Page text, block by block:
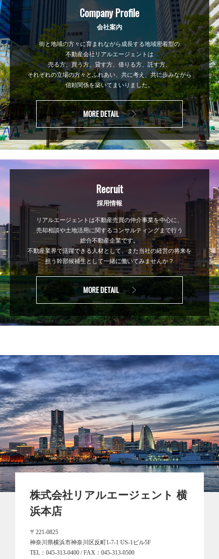
Company Profile
会社案内
街と地域の方々に育まれながら成長する地域密着型の
不動産会社リアルエージェントは
売る方、買う方、貸す方、借りる方、託す方、
それぞれの立場の方々とふれあい、共に考え、共に歩みながら
信頼関係を築いてまいりました。
MORE DETAIL
Recruit
採用情報
リアルエージェントは不動産売買の仲介事業を中心に、
売却相談や土地活用に関するコンサルティングまで行う
総合不動産企業です。
不動産業界で活躍できる人材として、また当社の経営の将来を
担う幹部候補生として一緒に働いてみませんか？
MORE DETAIL
株式会社リアルエージェント 横
浜本店
〒221-0825
神奈川県横浜市神奈川区反町1-7-1 US-1ビル5F
TEL：045-313-0400 / FAX：045-313-0500